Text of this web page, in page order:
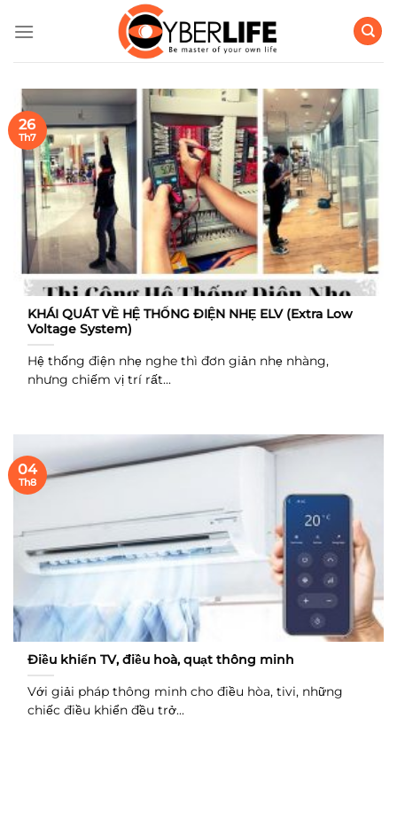
qua
KHÁI QUÁT VỀ HỆ THỐNG ĐIỆN NHẸ ELV (Extra Low
Voltage System)
Hệ thống điện nhẹ nghe thì đơn giản nhẹ nhàng,
nhưng chiếm vị trí rất...
26
Th7
Điều khiển TV, điều hoà, quạt thông minh
Với giải pháp thông minh cho điều hòa, tivi, những
chiếc điều khiển đều trở...
04
Th8